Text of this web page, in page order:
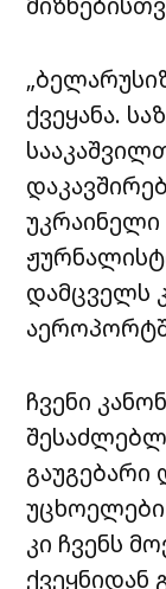
ქვეყანა.
დამცველს
ჩვენი
გაუგებარი
უცხოელები
კი ჩვენს
ქვეყნიდან